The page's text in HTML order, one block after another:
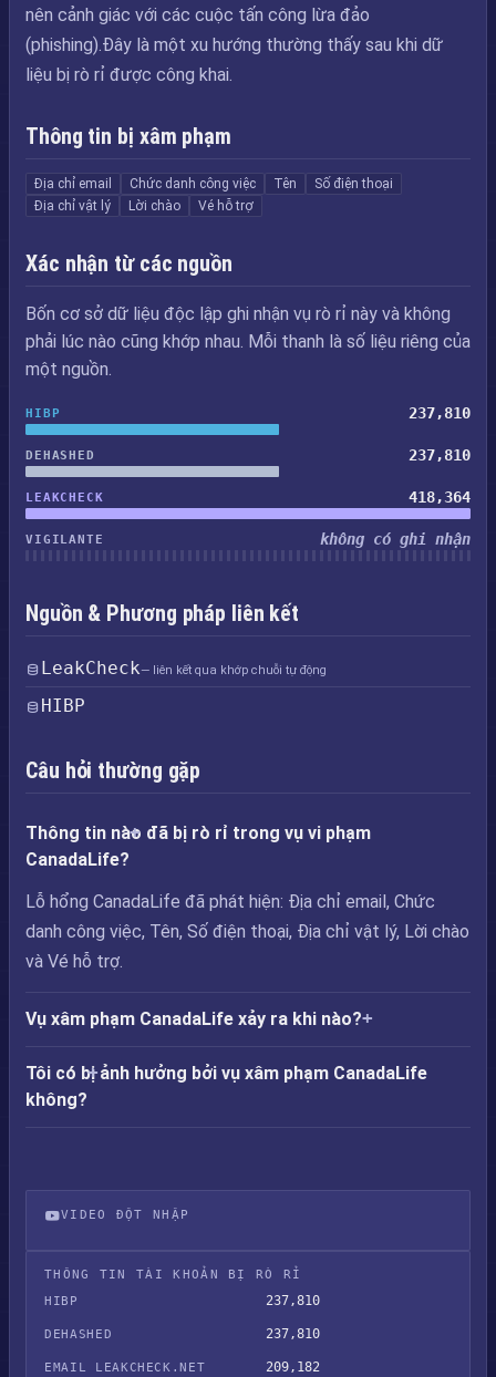
nên cảnh giác với các cuộc tấn công lừa đảo
(phishing).Đây là một xu hướng thường thấy sau khi dữ
liệu bị rò rỉ được công khai.
Thông tin bị xâm phạm
Địa chỉ email Chức danh công việc Tên
Số điện thoại
Địa chỉ vật lý
Lời chào Vé hỗ trợ
Xác nhận từ các nguồn
Bốn cơ sở dữ liệu độc lập ghi nhận vụ rò rỉ này và không
phải lúc nào cũng khớp nhau. Mỗi thanh là số liệu riêng của
một nguồn.
HIBP 237,810
DEHASHED 237,810
LEAKCHECK 418,364
VIGILANTE không có ghi nhận
Nguồn & Phương pháp liên kết
LeakCheck— liên kết qua khớp chuỗi tự động
HIBP
Câu hỏi thường gặp
Thông tin nào đã bị rò rỉ trong vụ vi phạm
CanadaLife?
Lỗ hổng CanadaLife đã phát hiện: Địa chỉ email, Chức
danh công việc, Tên, Số điện thoại, Địa chỉ vật lý, Lời chào
và Vé hỗ trợ.
Vụ xâm phạm CanadaLife xảy ra khi nào?
Tôi có bị ảnh hưởng bởi vụ xâm phạm CanadaLife
không?
VIDEO ĐỘT NHẬP
THÔNG TIN TÀI KHOẢN BỊ RÒ RỈ
HIBP
237,810
DEHASHED 237,810
EMAIL LEAKCHECK.NET 209,182